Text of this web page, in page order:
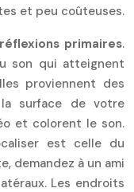
et peu coûteuses.
réflexions primaires.
son qui atteignent
proviennent des
surface de votre
et colorent le son.
est celle du
demandez à un ami
Les endroits